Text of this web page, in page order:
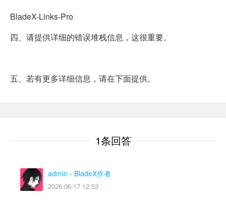
BladeX-Links-Pro
四、请提供详细的错误堆栈信息，这很重要。
五、若有更多详细信息，请在下面提供。
1条回答
admin - BladeX作者
2026-06-17 12:53